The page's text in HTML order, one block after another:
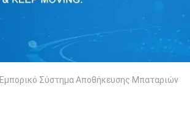
Εμπορικό Σύστημα Αποθήκευσης Μπαταριών